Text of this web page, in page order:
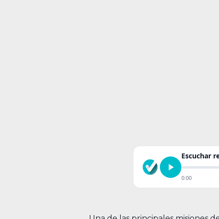
Escuchar
0:00